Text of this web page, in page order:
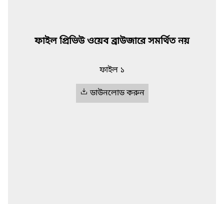
ফাইল প্রিভিউ ওয়েব ব্রাউজারে সমর্থিত নয়
ফাইল ১
ডাউনলোড করুন